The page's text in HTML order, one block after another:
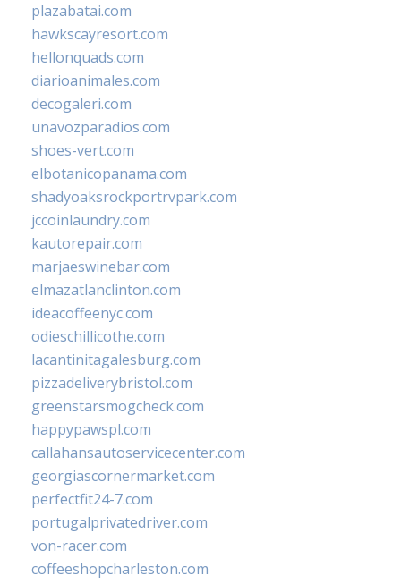
plazabatai.com
hawkscayresort.com
hellonquads.com
diarioanimales.com
decogaleri.com
unavozparadios.com
shoes-vert.com
elbotanicopanama.com
shadyoaksrockportrvpark.com
jccoinlaundry.com
kautorepair.com
marjaeswinebar.com
elmazatlanclinton.com
ideacoffeenyc.com
odieschillicothe.com
lacantinitagalesburg.com
pizzadeliverybristol.com
greenstarsmogcheck.com
happypawspl.com
callahansautoservicecenter.com
georgiascornermarket.com
perfectfit24-7.com
portugalprivatedriver.com
von-racer.com
coffeeshopcharleston.com